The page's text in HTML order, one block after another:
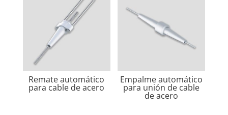
Remate automático
para cable de acero
Empalme automático
para unión de cable
de acero